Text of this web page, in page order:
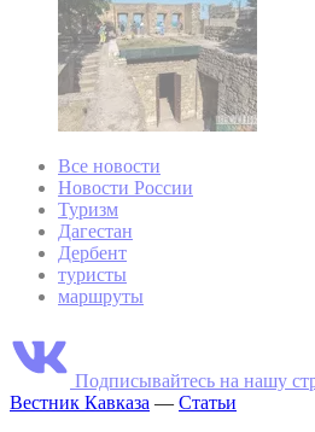
Все новости
Новости России
Туризм
Дагестан
Дербент
туристы
маршруты
Подписывайтесь на нашу
Вестник Кавказа — Статьи